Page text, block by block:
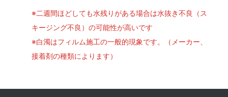
※二週間ほどしても水残りがある場合は水抜き不良（ス
キージング不良）の可能性が高いです
※白濁はフィルム施工の一般的現象です。（メーカー、
接着剤の種類によります）